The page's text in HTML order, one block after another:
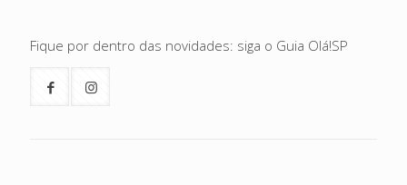
Fique por dentro das novidades: siga o Guia Olá!SP